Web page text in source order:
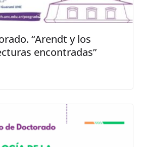
“Arendt y los
encontradas”